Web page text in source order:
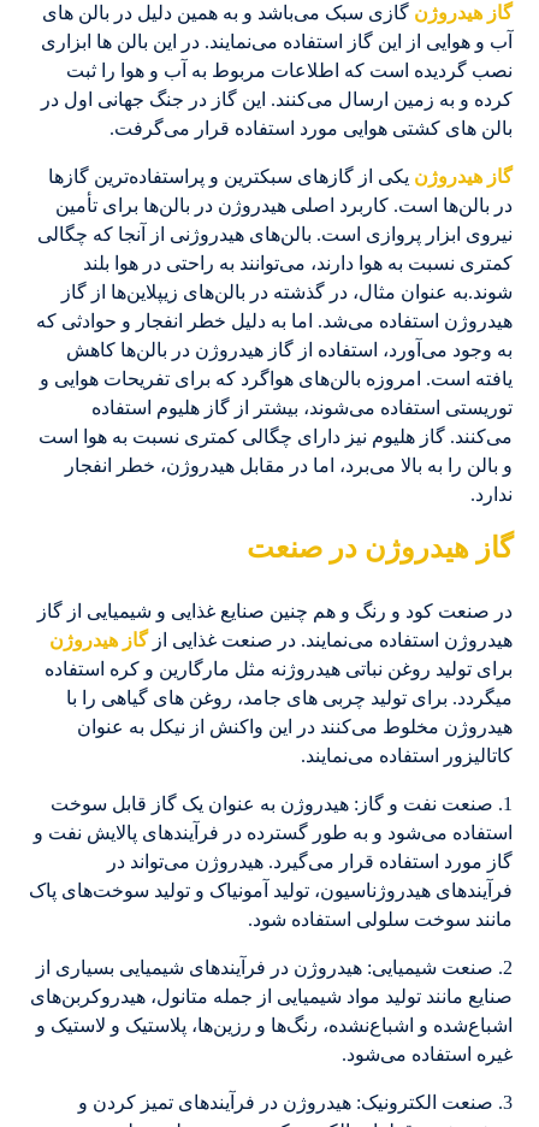
گاز هیدروژن گازی سبک می‌باشد و به همین دلیل در بالن های
آب و هوایی از این گاز استفاده می‌نمایند. در این بالن ها ابزاری
نصب گردیده است که اطلاعات مربوط به آب و هوا را ثبت
کرده و به زمین ارسال می‌کنند. این گاز در جنگ جهانی اول در
بالن های کشتی هوایی مورد استفاده قرار می‌گرفت.
گاز هیدروژن یکی از گازهای سبکترین و پراستفاده‌ترین گازها
در بالن‌ها است. کاربرد اصلی هیدروژن در بالن‌ها برای تأمین
نیروی ابزار پروازی است. بالن‌های هیدروژنی از آنجا که چگالی
کمتری نسبت به هوا دارند، می‌توانند به راحتی در هوا بلند
شوند.به عنوان مثال، در گذشته در بالن‌های زیپلاین‌ها از گاز
هیدروژن استفاده می‌شد. اما به دلیل خطر انفجار و حوادثی که
به وجود می‌آورد، استفاده از گاز هیدروژن در بالن‌ها کاهش
یافته است. امروزه بالن‌های هواگرد که برای تفریحات هوایی و
توریستی استفاده می‌شوند، بیشتر از گاز هلیوم استفاده
می‌کنند. گاز هلیوم نیز دارای چگالی کمتری نسبت به هوا است
و بالن را به بالا می‌برد، اما در مقابل هیدروژن، خطر انفجار
ندارد.
گاز هیدروژن در صنعت
در صنعت کود و رنگ و هم چنین صنایع غذایی و شیمیایی از گاز
هیدروژن استفاده می‌نمایند. در صنعت غذایی ازگاز هیدروژن
برای تولید روغن نباتی هیدروژنه مثل مارگارین و کره استفاده
میگردد. برای تولید چربی های جامد، روغن های گیاهی را با
هیدروژن مخلوط می‌کنند در این واکنش از نیکل به عنوان
کاتالیزور استفاده می‌نمایند.
1. صنعت نفت و گاز: هیدروژن به عنوان یک گاز قابل سوخت
استفاده می‌شود و به طور گسترده در فرآیندهای پالایش نفت و
گاز مورد استفاده قرار می‌گیرد. هیدروژن می‌تواند در
فرآیندهای هیدروژناسیون، تولید آمونیاک و تولید سوخت‌های پاک
مانند سوخت سلولی استفاده شود.
2. صنعت شیمیایی: هیدروژن در فرآیندهای شیمیایی بسیاری از
صنایع مانند تولید مواد شیمیایی از جمله متانول، هیدروکربن‌های
اشباع‌شده و اشباع‌نشده، رنگ‌ها و رزین‌ها، پلاستیک و لاستیک و
غیره استفاده می‌شود.
3. صنعت الکترونیک: هیدروژن در فرآیندهای تمیز کردن و